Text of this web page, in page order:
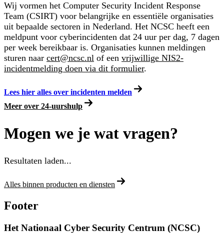
Wij vormen het Computer Security Incident Response
Team (CSIRT) voor belangrijke en essentiële organisaties
uit bepaalde sectoren in Nederland. Het NCSC heeft een
meldpunt voor cyberincidenten dat 24 uur per dag, 7 dagen
per week bereikbaar is. Organisaties kunnen meldingen
sturen naar cert@ncsc.nl of een vrijwillige NIS2-
incidentmelding doen via dit formulier.
Lees hier alles over incidenten melden
Meer over 24-uurshulp
Mogen we je wat vragen?
Resultaten laden...
Alles binnen producten en diensten
Footer
Het Nationaal Cyber Security Centrum (NCSC)